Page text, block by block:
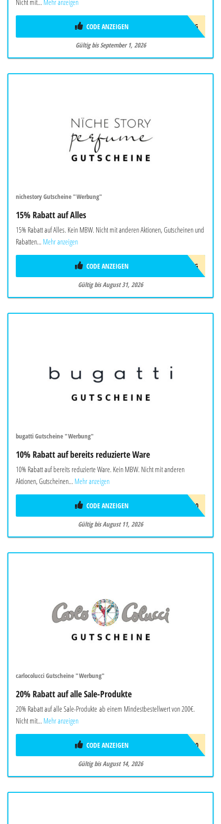
Nicht mit... Mehr anzeigen
10AFFAUG
CODE ANZEIGEN
Gültig bis September 1, 2026
nichestory Gutscheine "Werbung"
15% Rabatt auf Alles
15% Rabatt auf Alles. Kein MBW. Nicht mit anderen Aktionen, Gutscheinen und
Rabatten... Mehr anzeigen
AUG
CODE ANZEIGEN
Gültig bis August 31, 2026
bugatti Gutscheine "Werbung"
10% Rabatt auf bereits reduzierte Ware
10% Rabatt auf bereits reduzierte Ware. Kein MBW. Nicht mit anderen
Aktionen, Gutscheinen... Mehr anzeigen
FINAL10
CODE ANZEIGEN
Gültig bis August 11, 2026
carlocolucci Gutscheine "Werbung"
20% Rabatt auf alle Sale-Produkte
20% Rabatt auf alle Sale-Produkte ab einem Mindestbestellwert von 200€.
Nicht mit... Mehr anzeigen
EXTRA20
CODE ANZEIGEN
Gültig bis August 14, 2026